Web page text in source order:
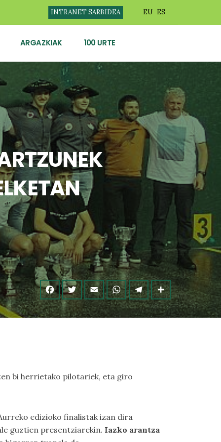
INTRANET SARBIDEA EU ES
ARGAZKIAK 100 URTE
bi herrietako pilotariek, eta giro
edizioko finalistak izan dira
guztien presentziarekin. Iazko arantza